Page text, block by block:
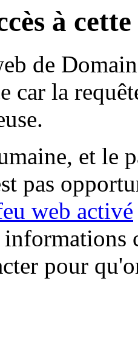
à
de
car la
et le
pas
web activé
informations
pour